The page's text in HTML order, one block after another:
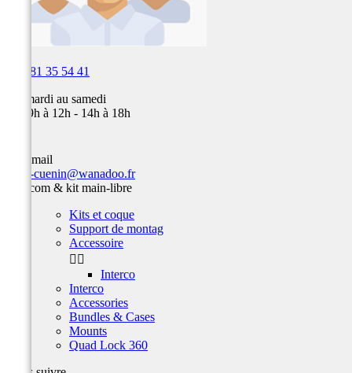
03 81 35 54 41
Du mardi au samedi
de 09h à 12h - 14h à 18h
Par email
team-cuenin@wanadoo.fr
Intercom & kit main-libre
Kits et coque
Support de montag
Accessoire
 
Interco
Interco
Accessories
Bundles & Cases
Mounts
Quad Lock 360